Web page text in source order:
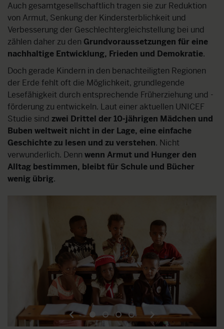
Auch gesamtgesellschaftlich tragen sie zur Reduktion
von Armut, Senkung der Kindersterblichkeit und
Verbesserung der Geschlechtergleichstellung bei und
zählen daher zu den Grundvoraussetzungen für eine
nachhaltige Entwicklung, Frieden und Demokratie.
Doch gerade Kindern in den benachteiligten Regionen
der Erde fehlt oft die Möglichkeit, grundlegende
Lesefähigkeit durch entsprechende Früherziehung und -
förderung zu entwickeln. Laut einer aktuellen UNICEF
Studie sind zwei Drittel der 10-jährigen Mädchen und
Buben weltweit nicht in der Lage, eine einfache
Geschichte zu lesen und zu verstehen. Nicht
verwunderlich. Denn wenn Armut und Hunger den
Alltag bestimmen, bleibt für Schule und Bücher
wenig übrig.